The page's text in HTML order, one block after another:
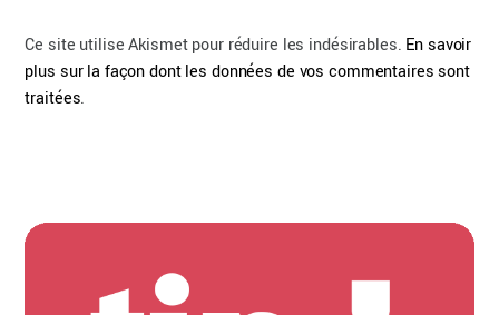
Ce site utilise Akismet pour réduire les indésirables. En savoir
plus sur la façon dont les données de vos commentaires sont
traitées.